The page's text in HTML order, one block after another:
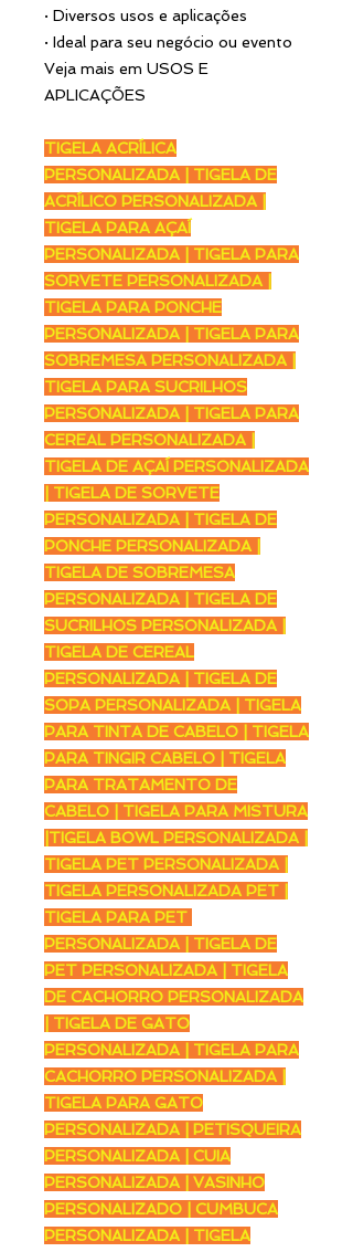
· Diversos usos e aplicações
· Ideal para seu negócio ou evento
Veja mais em USOS E
APLICAÇÕES
TIGELA ACRÍLICA
PERSONALIZADA | TIGELA DE
ACRÍLICO PERSONALIZADA |
TIGELA PARA AÇAÍ
PERSONALIZADA | TIGELA PARA
SORVETE PERSONALIZADA |
TIGELA PARA PONCHE
PERSONALIZADA | TIGELA PARA
SOBREMESA PERSONALIZADA |
TIGELA PARA SUCRILHOS
PERSONALIZADA | TIGELA PARA
CEREAL PERSONALIZADA |
TIGELA DE AÇAÍ PERSONALIZADA
| TIGELA DE SORVETE
PERSONALIZADA | TIGELA DE
PONCHE PERSONALIZADA |
TIGELA DE SOBREMESA
PERSONALIZADA | TIGELA DE
SUCRILHOS PERSONALIZADA |
TIGELA DE CEREAL
PERSONALIZADA | TIGELA DE
SOPA PERSONALIZADA | TIGELA
PARA TINTA DE CABELO | TIGELA
PARA TINGIR CABELO | TIGELA
PARA TRATAMENTO DE
CABELO | TIGELA PARA MISTURA
|TIGELA BOWL PERSONALIZADA |
TIGELA PET PERSONALIZADA |
TIGELA PERSONALIZADA PET |
TIGELA PARA PET
PERSONALIZADA | TIGELA DE
PET PERSONALIZADA | TIGELA
DE CACHORRO PERSONALIZADA
| TIGELA DE GATO
PERSONALIZADA | TIGELA PARA
CACHORRO PERSONALIZADA |
TIGELA PARA GATO
PERSONALIZADA | PETISQUEIRA
PERSONALIZADA | CUIA
PERSONALIZADA | VASINHO
PERSONALIZADO | CUMBUCA
PERSONALIZADA | TIGELA